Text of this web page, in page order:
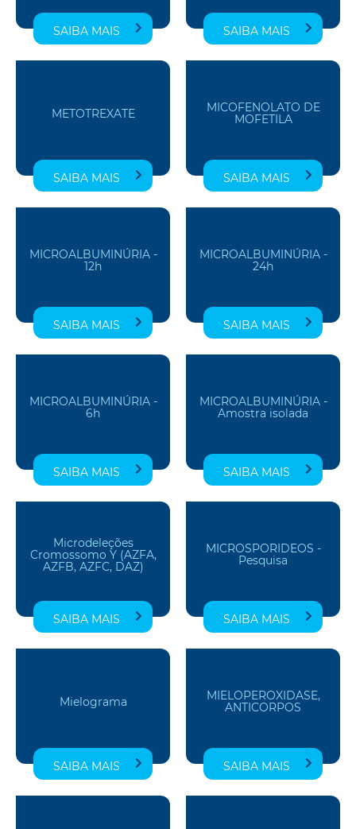
SAIBA MAIS SAIBA MAIS
METOTREXATE
SAIBA MAIS
MICOFENOLATO DE
MOFETILA
SAIBA MAIS
MICROALBUMINÚRIA -
12h
SAIBA MAIS
MICROALBUMINÚRIA -
24h
SAIBA MAIS
MICROALBUMINÚRIA -
6h
SAIBA MAIS
MICROALBUMINÚRIA -
Amostra isolada
SAIBA MAIS
Microdeleções
Cromossomo Y (AZFA,
AZFB, AZFC, DAZ)
SAIBA MAIS
MICROSPORIDEOS -
Pesquisa
SAIBA MAIS
Mielograma
SAIBA MAIS
MIELOPEROXIDASE,
ANTICORPOS
SAIBA MAIS